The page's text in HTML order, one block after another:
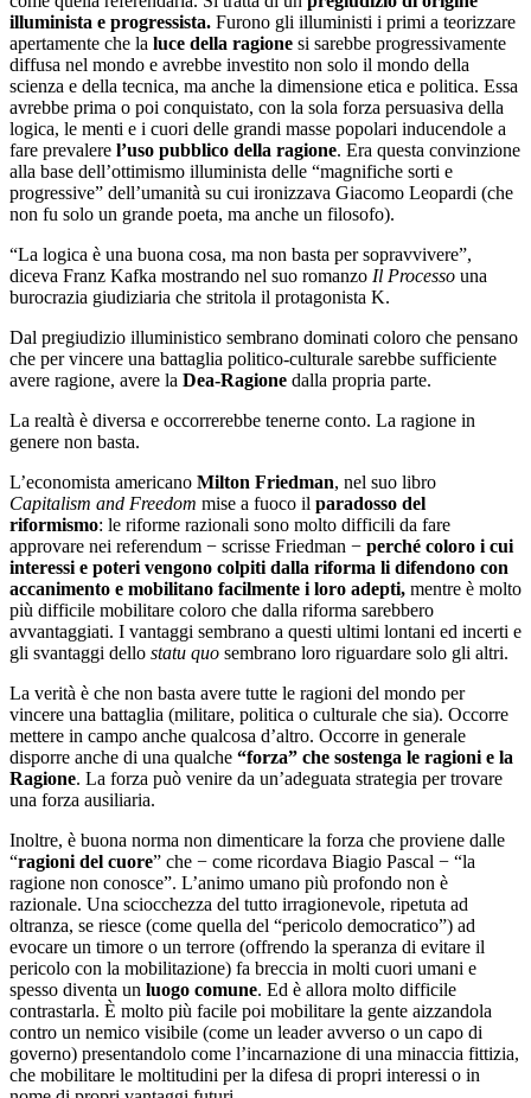
illuminista e progressista. Furono gli illuministi i primi a teorizzare
apertamente che la luce della ragione si sarebbe progressivamente
diffusa nel mondo e avrebbe investito non solo il mondo della
scienza e della tecnica, ma anche la dimensione etica e politica. Essa
avrebbe prima o poi conquistato, con la sola forza persuasiva della
logica, le menti e i cuori delle grandi masse popolari inducendole a
fare prevalere l’uso pubblico della ragione. Era questa convinzione
alla base dell’ottimismo illuminista delle “magnifiche sorti e
progressive” dell’umanità su cui ironizzava Giacomo Leopardi (che
non fu solo un grande poeta, ma anche un filosofo).
“La logica è una buona cosa, ma non basta per sopravvivere”,
diceva Franz Kafka mostrando nel suo romanzo Il Processo una
burocrazia giudiziaria che stritola il protagonista K.
Dal pregiudizio illuministico sembrano dominati coloro che pensano
che per vincere una battaglia politico-culturale sarebbe sufficiente
avere ragione, avere la Dea-Ragione dalla propria parte.
La realtà è diversa e occorrerebbe tenerne conto. La ragione in
genere non basta.
L’economista americano Milton Friedman, nel suo libro
Capitalism and Freedom mise a fuoco il paradosso del
riformismo: le riforme razionali sono molto difficili da fare
approvare nei referendum − scrisse Friedman − perché coloro i cui
interessi e poteri vengono colpiti dalla riforma li difendono con
accanimento e mobilitano facilmente i loro adepti, mentre è molto
più difficile mobilitare coloro che dalla riforma sarebbero
avvantaggiati. I vantaggi sembrano a questi ultimi lontani ed incerti e
gli svantaggi dello statu quo sembrano loro riguardare solo gli altri.
La verità è che non basta avere tutte le ragioni del mondo per
vincere una battaglia (militare, politica o culturale che sia). Occorre
mettere in campo anche qualcosa d’altro. Occorre in generale
disporre anche di una qualche “forza” che sostenga le ragioni e la
Ragione. La forza può venire da un’adeguata strategia per trovare
una forza ausiliaria.
Inoltre, è buona norma non dimenticare la forza che proviene dalle
“ragioni del cuore” che − come ricordava Biagio Pascal − “la
ragione non conosce”. L’animo umano più profondo non è
razionale. Una sciocchezza del tutto irragionevole, ripetuta ad
oltranza, se riesce (come quella del “pericolo democratico”) ad
evocare un timore o un terrore (offrendo la speranza di evitare il
pericolo con la mobilitazione) fa breccia in molti cuori umani e
spesso diventa un luogo comune. Ed è allora molto difficile
contrastarla. È molto più facile poi mobilitare la gente aizzandola
contro un nemico visibile (come un leader avverso o un capo di
governo) presentandolo come l’incarnazione di una minaccia fittizia,
che mobilitare le moltitudini per la difesa di propri interessi o in